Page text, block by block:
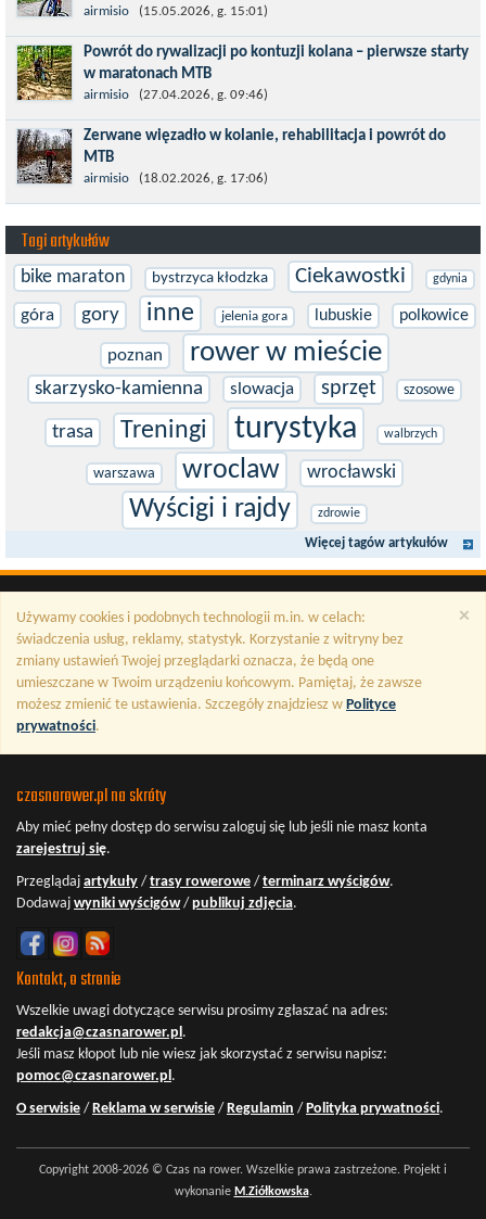
Maj to idealny czas, by z płaskich i szybkich wyścigów przejść do
znacznie bardziej ambitnych wyzwań, jakimi są górskie wyścigi
MTB....
airmisio (15.05.2026, g. 15:01)
Powrót do rywalizacji po kontuzji kolana – pierwsze starty
w maratonach MTB
Prawdziwym testem po kontuzji kolana i uszkodzeniu więzadeł
jest powrót do sportowej rywalizacji. Podczas zawodów znikają
bariery,...
airmisio (27.04.2026, g. 09:46)
Zerwane więzadło w kolanie, rehabilitacja i powrót do
MTB
W sporcie nie ma kalkulacji, niezależnie od stopnia
zaawansowania. Trenujesz, startujesz w zawodach i chcesz po
prostu oddać się grze, dać z siebie...
airmisio (18.02.2026, g. 17:06)
Tagi artykułów
bike maraton bystrzyca kłodzka Ciekawostki gdynia
góra gory inne jelenia gora lubuskie polkowice
poznan rower w mieście
skarzysko-kamienna slowacja sprzęt szosowe
trasa Treningi turystyka walbrzych
warszawa wroclaw wrocławski
Wyścigi i rajdy zdrowie
Więcej tagów artykułów
×
Używamy cookies i podobnych technologii m.in. w celach:
świadczenia usług, reklamy, statystyk. Korzystanie z witryny bez
zmiany ustawień Twojej przeglądarki oznacza, że będą one
umieszczane w Twoim urządzeniu końcowym. Pamiętaj, że zawsze
możesz zmienić te ustawienia. Szczegóły znajdziesz w Polityce
prywatności.
czasnarower.pl na skróty
Aby mieć pełny dostęp do serwisu zaloguj się lub jeśli nie masz konta
zarejestruj się.
Przeglądaj artykuły / trasy rowerowe / terminarz wyścigów.
Dodawaj wyniki wyścigów/ publikuj zdjęcia.
Kontakt, o stronie
Wszelkie uwagi dotyczące serwisu prosimy zgłaszać na adres:
redakcja@czasnarower.pl.
Jeśli masz kłopot lub nie wiesz jak skorzystać z serwisu napisz:
pomoc@czasnarower.pl.
O serwisie / Reklama w serwisie / Regulamin / Polityka prywatności.
Copyright 2008-2026 © Czas na rower. Wszelkie prawa zastrzeżone. Projekt i
wykonanie M.Ziółkowska.